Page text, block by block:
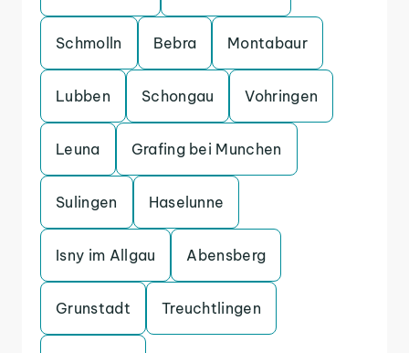
Schmolln Bebra Montabaur
Lubben Schongau Vohringen
Leuna Grafing bei Munchen
Sulingen Haselunne
Isny im Allgau Abensberg
Grunstadt Treuchtlingen